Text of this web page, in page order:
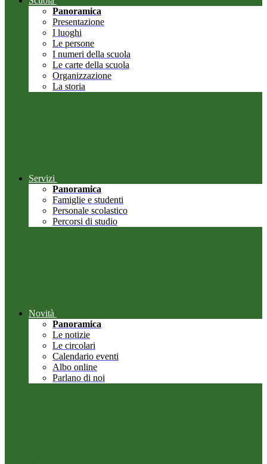
Panoramica
Presentazione
I luoghi
Le persone
I numeri della scuola
Le carte della scuola
Organizzazione
La storia
Servizi
Panoramica
Famiglie e studenti
Personale scolastico
Percorsi di studio
Novità
Panoramica
Le notizie
Le circolari
Calendario eventi
Albo online
Parlano di noi